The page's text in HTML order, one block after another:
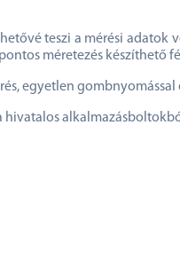
teszi a mérési
méretezés készíthető
egyetlen
hivatalos